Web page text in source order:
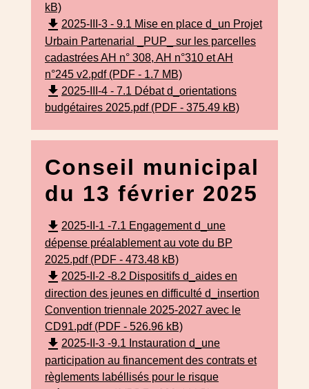
kB)
file_download 2025-III-3 - 9.1 Mise en place d_un Projet
Urbain Partenarial _PUP_ sur les parcelles
cadastrées AH n° 308, AH n°310 et AH
n°245 v2.pdf (PDF - 1.7 MB)
file_download 2025-III-4 - 7.1 Débat d_orientations
budgétaires 2025.pdf (PDF - 375.49 kB)
Conseil municipal
du 13 février 2025
file_download 2025-II-1 -7.1 Engagement d_une
dépense préalablement au vote du BP
2025.pdf (PDF - 473.48 kB)
file_download 2025-II-2 -8.2 Dispositifs d_aides en
direction des jeunes en difficulté d_insertion
Convention triennale 2025-2027 avec le
CD91.pdf (PDF - 526.96 kB)
file_download 2025-II-3 -9.1 Instauration d_une
participation au financement des contrats et
règlements labéllisés pour le risque